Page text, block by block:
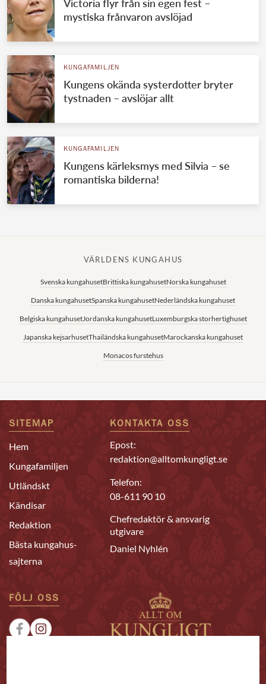
Victoria flyr från sin egen fest –
mystiska frånvaron avslöjad
KUNGAFAMILJEN
Kungens okända systerdotter bryter
tystnaden – avslöjar allt
KUNGAFAMILJEN
Kungens kärleksmys med Silvia – se
romantiska bilderna!
VÄRLDENS KUNGAHUS
Svenska kungahusetBrittiska kungahusetNorska kungahuset
Danska kungahusetSpanska kungahusetNederländska kungahuset
Belgiska kungahusetJordanska kungahusetLuxemburgska storhertighuset
Japanska kejsarhusetThailändska kungahusetMarockanska kungahuset
Monacos furstehus
SITEMAP
Hem
Kungafamiljen
Utländskt
Kändisar
Redaktion
Bästa kungahus-
sajterna
KONTAKTA OSS
Epost:
redaktion@alltomkungligt.se
Telefon:
08-611 90 10
Chefredaktör & ansvarig
utgivare
Daniel Nyhlén
FÖLJ OSS